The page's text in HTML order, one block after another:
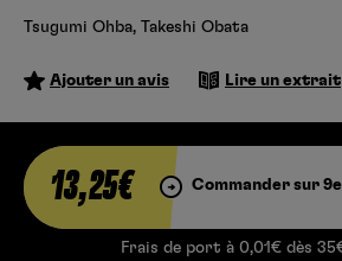
Tsugumi Ohba, Takeshi Obata
Ajouter un avis Lire un extrait
13,25€ Commander sur
Frais de port à 0,01€ dès